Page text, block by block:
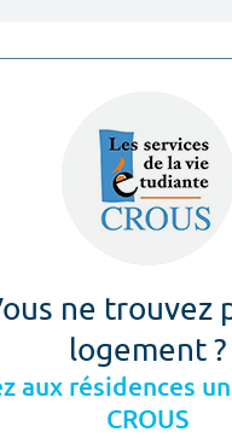
ne trouvez
logement ?
aux résidences
CROUS